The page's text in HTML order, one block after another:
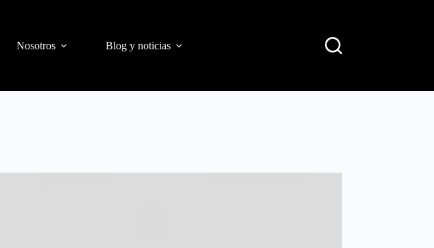
Nosotros Blog y noticias